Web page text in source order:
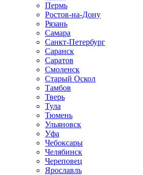
Пермь
Ростов‑на‑Дону
Рязань
Самара
Санкт‑Петербург
Саранск
Саратов
Смоленск
Старый Оскол
Тамбов
Тверь
Тула
Тюмень
Ульяновск
Уфа
Чебоксары
Челябинск
Череповец
Ярославль